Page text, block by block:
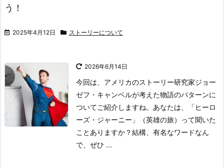
う！
2025年4月12日 ストーリーについて
2026年6月14日
今回は、アメリカのストーリー研究家ジョー
ゼフ・キャンベルが考えた物語のパターンに
ついてご紹介しますね。 あなたは、「ヒーロ
ーズ・ジャーニー」（英雄の旅）って聞いた
ことありますか？結構、有名なワードなん
で、ぜひ ...